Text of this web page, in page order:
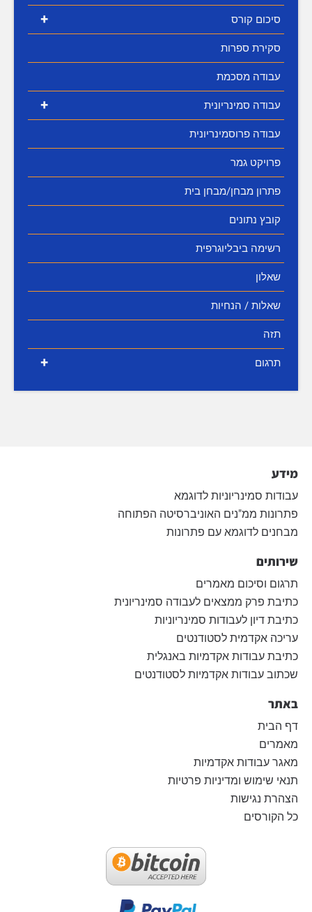
+
סיכום קורס
סקירת ספרות
עבודה מסכמת
+
עבודה סמינריונית
עבודה פרוסמינריונית
פרויקט גמר
פתרון מבחן/מבחן בית
קובץ נתונים
רשימה ביבליוגרפית
שאלון
שאלות / הנחיות
תזה
+ תרגום
מידע
עבודות סמינריוניות לדוגמא
פתרונות ממ"נים האוניברסיטה הפתוחה
מבחנים לדוגמא עם פתרונות
שירותים
תרגום וסיכום מאמרים
כתיבת פרק ממצאים לעבודה סמינריונית
כתיבת דיון לעבודות סמינריוניות
עריכה אקדמית לסטודנטים
כתיבת עבודות אקדמיות באנגלית
שכתוב עבודות אקדמיות לסטודנטים
באתר
דף הבית
מאמרים
מאגר עבודות אקדמיות
תנאי שימוש ומדיניות פרטיות
הצהרת נגישות
כל הקורסים